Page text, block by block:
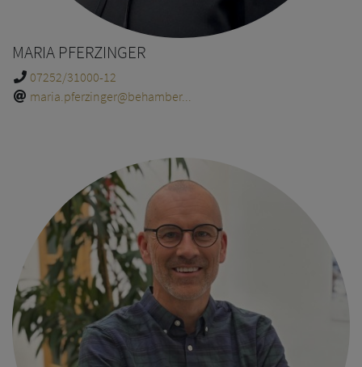
MARIA PFERZINGER
07252/31000-12
maria.pferzinger@behamber...